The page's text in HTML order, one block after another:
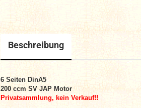
Beschreibung
6 Seiten DinA5
200 ccm SV JAP Motor
Privatsammlung, kein Verkauf!!